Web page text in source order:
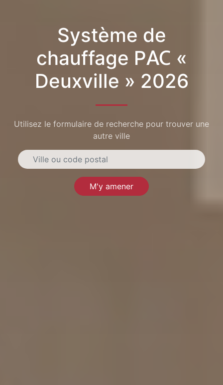
Système de
chauffage PAC «
Deuxville » 2026
Utilisez le formulaire de recherche pour trouver une
autre ville
M'y amener